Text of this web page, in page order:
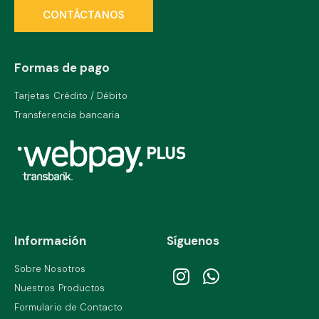
CONTÁCTANOS
Formas de pago
Tarjetas Crédito / Débito
Transferencia bancaria
Información
Sobre Nosotros
Nuestros Productos
Formulario de Contacto
Síguenos